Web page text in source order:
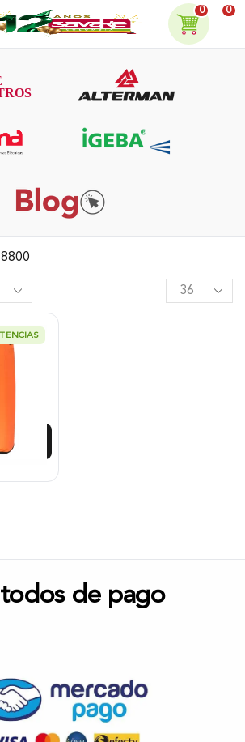
0 0
Sr3.
de pago